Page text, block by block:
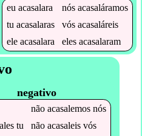
euacasalara nósacasaláramos
tuacasalaras vósacasaláreis
eleacasalara elesacasalaram
negativo
não acasalemosnós
tu não acasaleisvós